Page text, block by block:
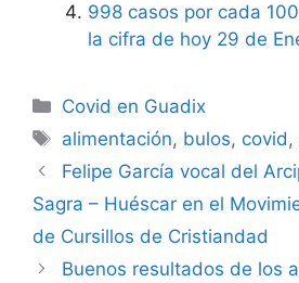
998 casos por cada
la cifra de hoy 29 de
Categorías
Covid en Guadix
Etiquetas
alimentación, bulos, covid,
Felipe García vocal del
Sagra – Huéscar en el
de Cursillos de Cristiandad
Buenos resultados de los